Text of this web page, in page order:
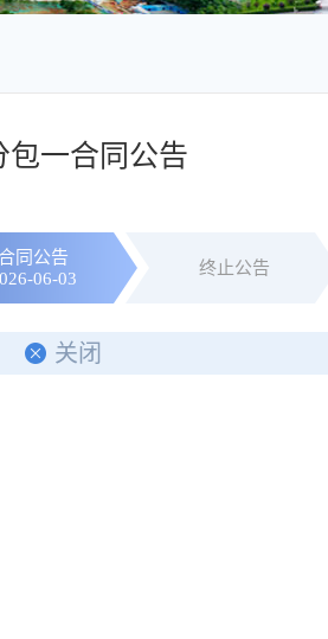
包一合同公告
同公告
06-03
终止公告
关闭